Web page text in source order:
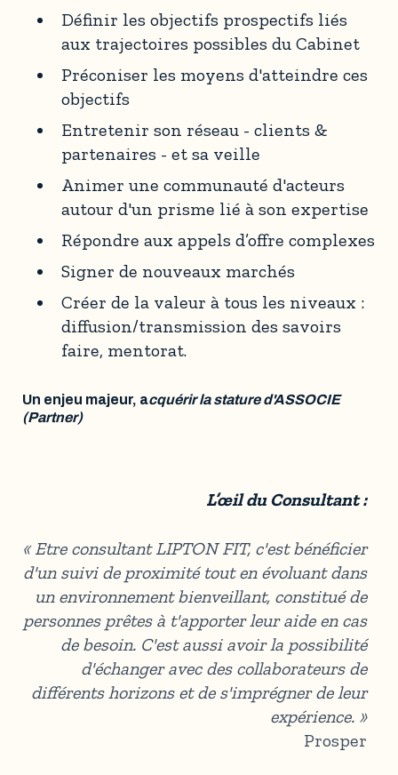
Définir les objectifs prospectifs liés
aux trajectoires possibles du Cabinet
Préconiser les moyens d'atteindre ces
objectifs
Entretenir son réseau - clients &
partenaires - et sa veille
Animer une communauté d'acteurs
autour d'un prisme lié à son expertise
Répondre aux appels d’offre complexes
Signer de nouveaux marchés
Créer de la valeur à tous les niveaux :
diffusion/transmission des savoirs
faire, mentorat.
Un enjeu majeur, acquérir la stature d'ASSOCIE
(Partner)
L’œil du Consultant :
« Etre consultant LIPTON FIT, c'est bénéficier
d'un suivi de proximité tout en évoluant dans
un environnement bienveillant, constitué de
personnes prêtes à t'apporter leur aide en cas
de besoin. C'est aussi avoir la possibilité
d'échanger avec des collaborateurs de
différents horizons et de s'imprégner de leur
expérience. »
Prosper